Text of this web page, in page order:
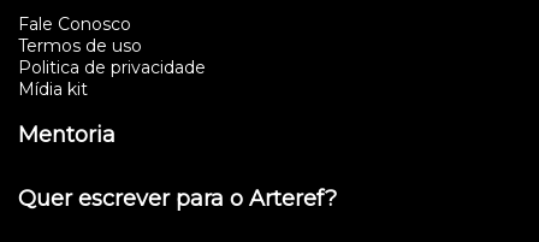
Fale Conosco
Termos de uso
Politica de privacidade
Mídia kit
Mentoria
Quer escrever para o Arteref?